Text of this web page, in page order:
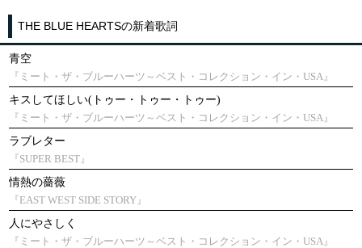
THE BLUE HEARTSの新着歌詞
青空
『ミート・ザ・ブルーハーツ～ベスト・コレクション・イン・USA』
キスしてほしい(トゥー・トゥー・トゥー)
『ミート・ザ・ブルーハーツ～ベスト・コレクション・イン・USA』
ラブレター
『SUPER BEST』
情熱の薔薇
『EAST WEST SIDE STORY』
人にやさしく
『ミート・ザ・ブルーハーツ～ベスト・コレクション・イン・USA』